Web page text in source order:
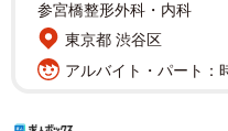
参宮橋整形外科・内科
東京都 渋谷区
アルバイト・パート：